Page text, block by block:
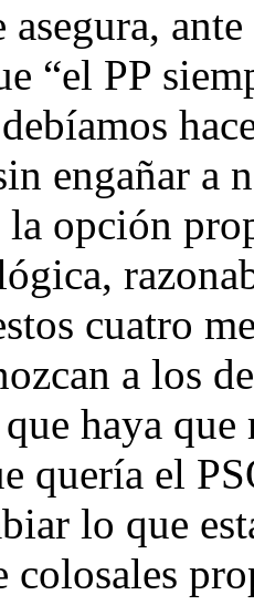
“el PP
engañar a
opción
cuatro
a los
haya
quería el
lo que
colosales